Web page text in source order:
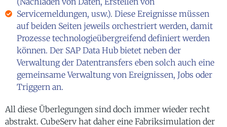
Servicemeldungen, usw.). Diese Ereignisse müssen
auf beiden Seiten jeweils orchestriert werden, damit
Prozesse technologieübergreifend definiert werden
können. Der SAP Data Hub bietet neben der
Verwaltung der Datentransfers eben solch auch eine
gemeinsame Verwaltung von Ereignissen, Jobs oder
Triggern an.
All diese Überlegungen sind doch immer wieder recht
abstrakt. CubeServ hat daher eine Fabriksimulation der